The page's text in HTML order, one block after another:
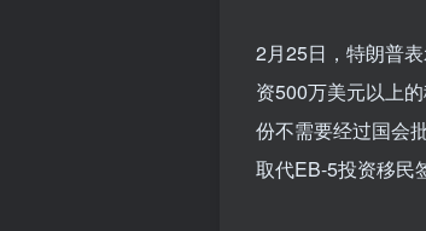
2月25日，特朗普
资500万美元以上
份不需要经过国会
取代EB-5投资移民